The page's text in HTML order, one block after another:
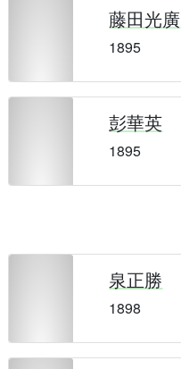
藤田光廣
1895
彭華英
1895
泉正勝
1898